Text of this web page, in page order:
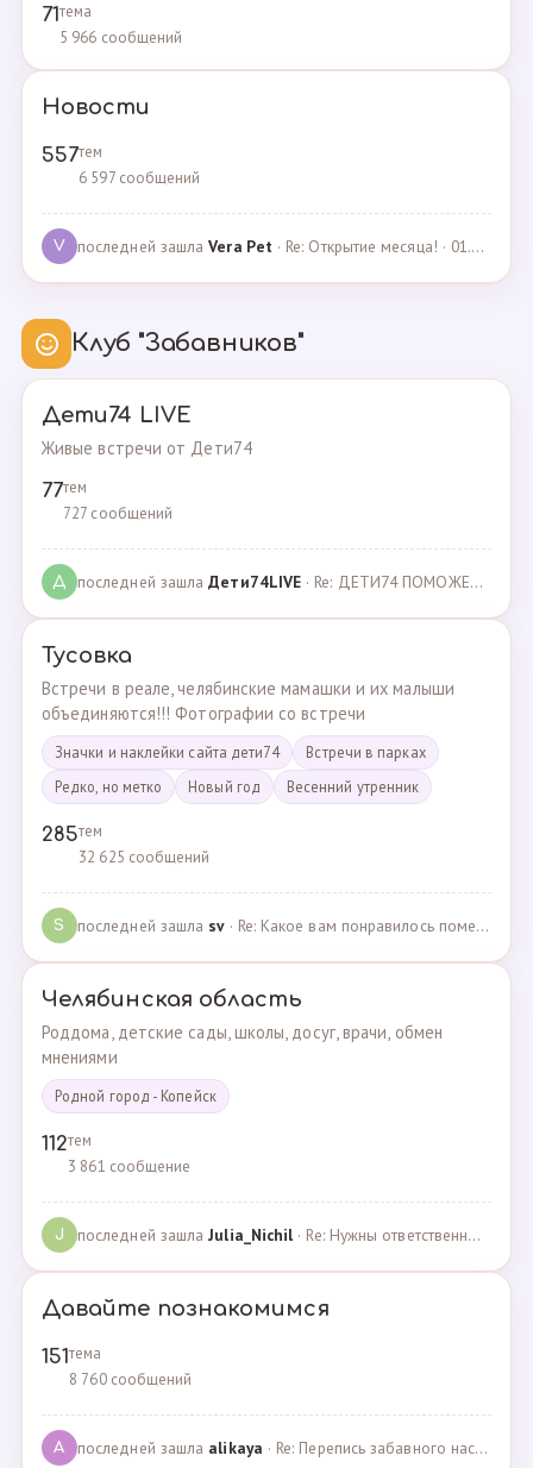
71тема
5 966 сообщений
Новости
557тем
6 597 сообщений
V последней зашлаVera Pet · Re: Открытие месяца! · 01.04.2021
Клуб "Забавников"
Дети74 LIVE
Живые встречи от Дети74
77тем
727 сообщений
Д последней зашлаДeти74LIVE · Re: ДЕТИ74 ПОМОЖЕМ ВМЕСТЕ · 27.12.2021
Тусовка
Встречи в реале, челябинские мамашки и их малыши
объединяются!!! Фотографии со встречи
Значки и наклейки сайта дети74
Встречи в парках
Редко, но метко
Новый год Весенний утренник
285тем
32 625 сообщений
S последней зашла sv· Re: Какое вам понравилось помещения для проведения … · 07.05.2025
Челябинская область
Роддома, детские сады, школы, досуг, врачи, обмен
мнениями
Родной город - Копейск
112тем
3 861 сообщение
J последней зашлаJulia_Nichil· Re: Нужны ответственные и любящие детей сотрудники … · 22.07.2024
Давайте познакомимся
151тема
8 760 сообщений
A последней зашла alikaya · Re: Перепись забавного населения!!! · 09.09.2023